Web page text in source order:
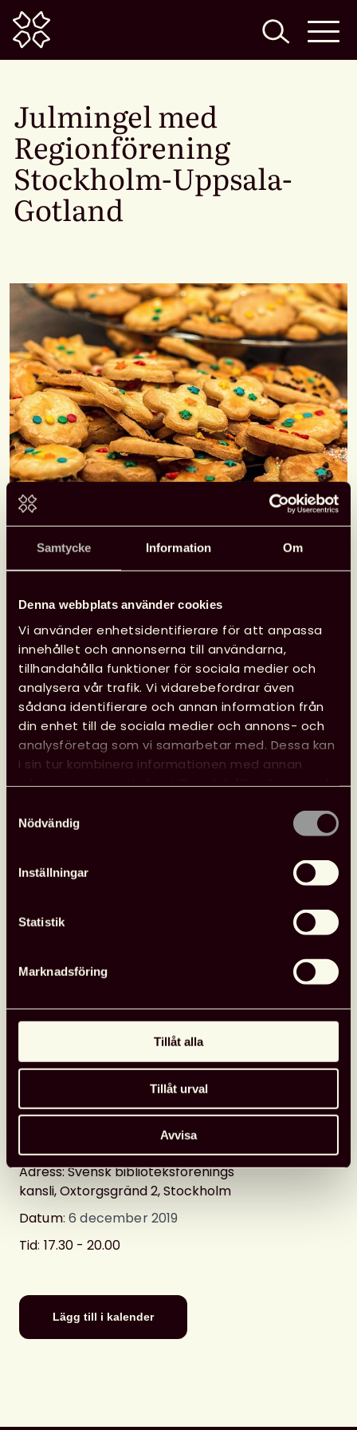
Samtycke Information Om
Denna webbplats använder cookies
Vi använder enhetsidentifierare för att anpassa
innehållet och annonserna till användarna,
tillhandahålla funktioner för sociala medier och
analysera vår trafik. Vi vidarebefordrar även
sådana identifierare och annan information från
din enhet till de sociala medier och annons- och
analysföretag som vi samarbetar med. Dessa kan
i sin tur kombinera informationen med annan
information som du har tillhandahållit eller som de
Nödvändig
Inställningar
Statistik
Marknadsföring
Tillåt alla
Tillåt urval
Avvisa
Home
Julmingel med
Regionförening
Stockholm-Uppsala-
Gotland
Svensk biblioteksförenings Regionförening
föreningens medlemmar till julmingel den 6 dec.
Vi håller till i Svensk biblioteksförenings kansli på
Oxtorgsgränd 2 i Stockholm. Minglet börjar kl.
17.30 och vi kommer att bjuda på glögg, vegetarisk
julbuffé och dryck. Ta tillfället i akt och kom och
mingla med andra medlemmar i föreningen och
med styrelsen.
Klädsel: Valfri, men gärna julig!
Antal platser är begränsade och först till kvarn
Svensk biblioteksförening
Detaljerad information
Adress: Svensk biblioteksförenings
kansli, Oxtorgsgränd 2, Stockholm
Datum: 6 december 2019
Tid: 17.30 - 20.00
Lägg till i kalender